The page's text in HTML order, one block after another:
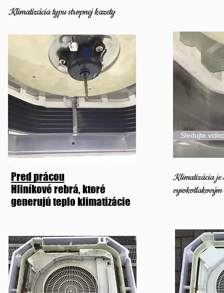
Klimatizácia typu stropnej kazety
Pred prácou
Hliníkové rebrá, ktoré
generujú teplo klimatizácie
Sledujte
Klimatizácia je